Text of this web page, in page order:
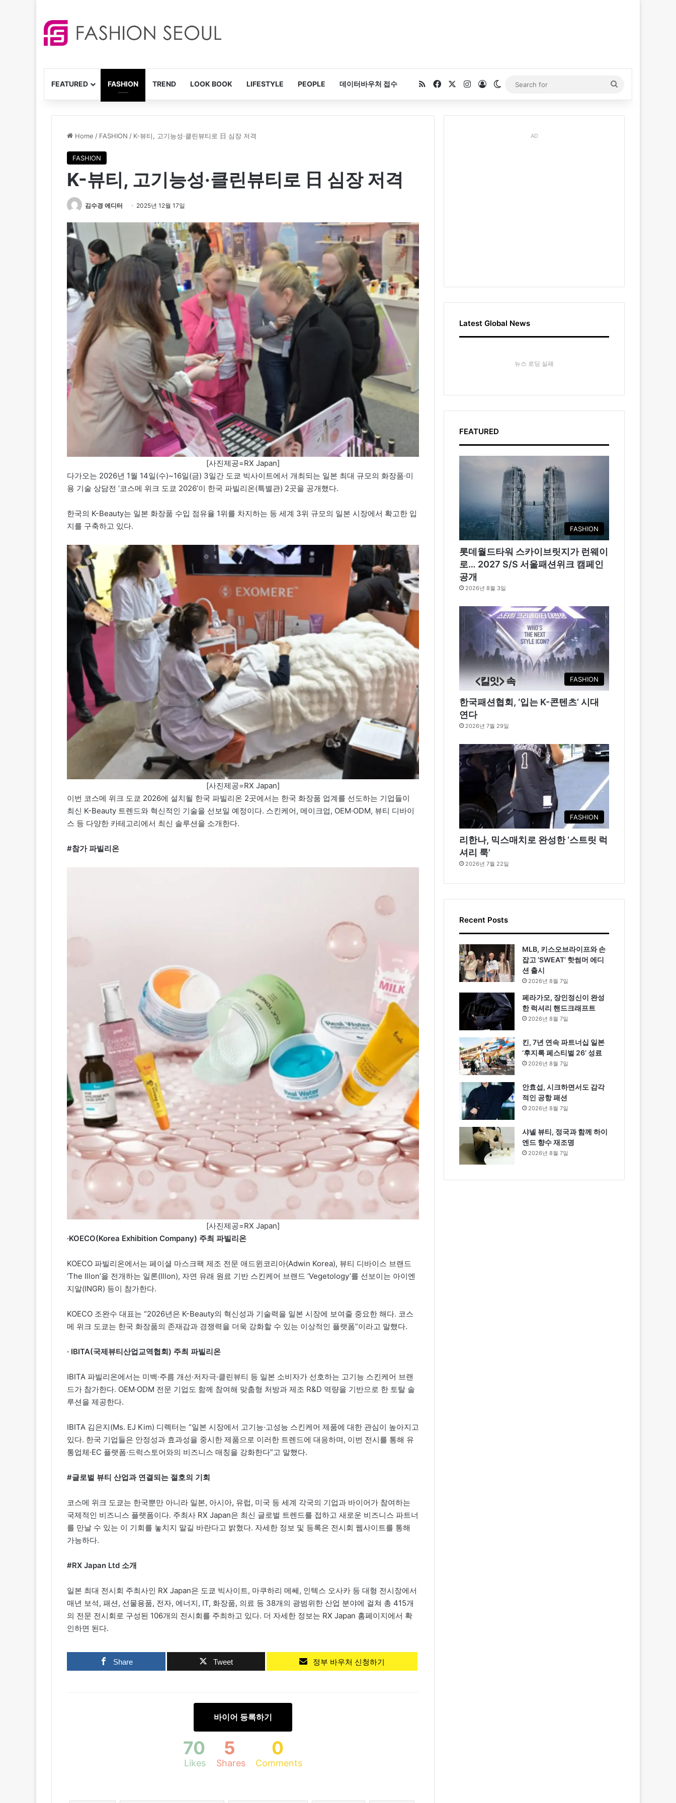
FEATURED FASHION TREND LOOK BOOK LIFESTYLE PEOPLE 데이터바우처 접수 RSSFacebookInstagram
Log InSwitch skin
for
Home / FASHION / K-뷰티, 고기능성·클린뷰티로 日 심장 저격
FASHION
K-뷰티, 고기능성·클린뷰티로 日 심장 저격
김수경 에디터 2025년 12월 17일
[사진제공=RX Japan]
다가오는 2026년 1월 14일(수)~16일(금) 3일간 도쿄 빅사이트에서 개최되는 일본 최대 규모의 화장품·미
용 기술 상담전 ‘코스메 위크 도쿄 2026’이 한국 파빌리온(특별관) 2곳을 공개했다.
한국의 K-Beauty는 일본 화장품 수입 점유율 1위를 차지하는 등 세계 3위 규모의 일본 시장에서 확고한 입
지를 구축하고 있다.
[사진제공=RX Japan]
이번 코스메 위크 도쿄 2026에 설치될 한국 파빌리온 2곳에서는 한국 화장품 업계를 선도하는 기업들이
최신 K-Beauty 트렌드와 혁신적인 기술을 선보일 예정이다. 스킨케어, 메이크업, OEM·ODM, 뷰티 디바이
스 등 다양한 카테고리에서 최신 솔루션을 소개한다.
#참가 파빌리온
[사진제공=RX Japan]
·KOECO(Korea Exhibition Company) 주최 파빌리온
KOECO 파빌리온에서는 페이셜 마스크팩 제조 전문 애드윈코리아(Adwin Korea), 뷰티 디바이스 브랜드
‘The Illon’을 전개하는 일론(Illon), 자연 유래 원료 기반 스킨케어 브랜드 ‘Vegetology’를 선보이는 아이엔
지알(INGR) 등이 참가한다.
KOECO 조완수 대표는 “2026년은 K-Beauty의 혁신성과 기술력을 일본 시장에 보여줄 중요한 해다. 코스
메 위크 도쿄는 한국 화장품의 존재감과 경쟁력을 더욱 강화할 수 있는 이상적인 플랫폼”이라고 말했다.
· IBITA(국제뷰티산업교역협회) 주최 파빌리온
IBITA 파빌리온에서는 미백·주름 개선·저자극·클린뷰티 등 일본 소비자가 선호하는 고기능 스킨케어 브랜
드가 참가한다. OEM·ODM 전문 기업도 함께 참여해 맞춤형 처방과 제조 R&D 역량을 기반으로 한 토탈 솔
루션을 제공한다.
IBITA 김은지(Ms. EJ Kim) 디렉터는 “일본 시장에서 고기능·고성능 스킨케어 제품에 대한 관심이 높아지고
있다. 한국 기업들은 안정성과 효과성을 중시한 제품으로 이러한 트렌드에 대응하며, 이번 전시를 통해 유
통업체·EC 플랫폼·드럭스토어와의 비즈니스 매칭을 강화한다”고 말했다.
#글로벌 뷰티 산업과 연결되는 절호의 기회
코스메 위크 도쿄는 한국뿐만 아니라 일본, 아시아, 유럽, 미국 등 세계 각국의 기업과 바이어가 참여하는
국제적인 비즈니스 플랫폼이다. 주최사 RX Japan은 최신 글로벌 트렌드를 접하고 새로운 비즈니스 파트너
를 만날 수 있는 이 기회를 놓치지 말길 바란다고 밝혔다. 자세한 정보 및 등록은 전시회 웹사이트를 통해
가능하다.
#RX Japan Ltd 소개
일본 최대 전시회 주최사인 RX Japan은 도쿄 빅사이트, 마쿠하리 메쎄, 인텍스 오사카 등 대형 전시장에서
매년 보석, 패션, 선물용품, 전자, 에너지, IT, 화장품, 의료 등 38개의 광범위한 산업 분야에 걸쳐 총 415개
의 전문 전시회로 구성된 106개의 전시회를 주최하고 있다. 더 자세한 정보는 RX Japan 홈페이지에서 확
인하면 된다.
Share Tweet 정부 바우처 신청하기
바이어 등록하기
70
Likes
5
Shares
0
Comments
AD
Latest Global News
뉴스 로딩 실패
FEATURED
FASHION
롯데월드타워 스카이브릿지가 런웨이
로… 2027 S/S 서울패션위크 캠페인
공개
2026년 8월 3일
FASHION
한국패션협회, ‘입는 K-콘텐츠’ 시대
연다
2026년 7월 29일
FASHION
리한나, 믹스매치로 완성한 ‘스트릿 럭
셔리 룩’
2026년 7월 22일
Recent Posts
MLB, 키스오브라이프와 손
잡고 ‘SWEAT’ 핫썸머 에디
션 출시
2026년 8월 7일
페라가모, 장인정신이 완성
한 럭셔리 핸드크래프트
2026년 8월 7일
킨, 7년 연속 파트너십 일본
‘후지록 페스티벌 26’ 성료
2026년 8월 7일
안효섭, 시크하면서도 감각
적인 공항 패션
2026년 8월 7일
샤넬 뷰티, 정국과 함께 하이
엔드 향수 재조명
2026년 8월 7일